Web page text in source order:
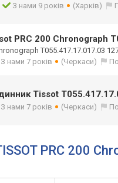
З нами 9 років (Харків)
PRC 200 Chronograph
T055.417.17.017.03
З нами 7 років (Черкаси)
Tissot
З нами 7 років (Черкаси)
PRC 200